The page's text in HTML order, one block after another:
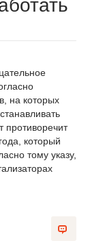
на которых
противоречит
который
тому указу,